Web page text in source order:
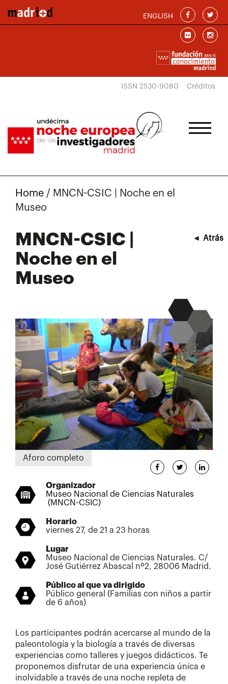
ENGLISH
ISSN 2530-9080 Créditos
Home / MNCN-CSIC | Noche en el
Museo
MNCN-CSIC |
Noche en el
Museo
◄ Atrás
Aforo completo
Organizador
Museo Nacional de Ciencias Naturales
(MNCN-CSIC)
Horario
viernes 27, de 21 a 23 horas
Lugar
Museo Nacional de Ciencias Naturales. C/
José Gutiérrez Abascal nº2, 28006 Madrid.
Público al que va dirigido
Público general (Familias con niños a partir
de 6 años)
Los participantes podrán acercarse al mundo de la
paleontología y la biología a través de diversas
experiencias como talleres y juegos didácticos. Te
proponemos disfrutar de una experiencia única e
inolvidable a través de una noche repleta de